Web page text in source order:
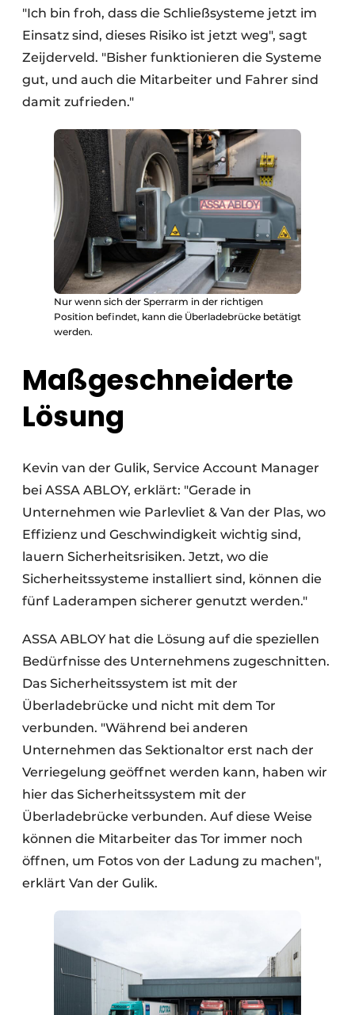
"Ich bin froh, dass die Schließsysteme jetzt im
Einsatz sind, dieses Risiko ist jetzt weg", sagt
Zeijderveld. "Bisher funktionieren die Systeme
gut, und auch die Mitarbeiter und Fahrer sind
damit zufrieden."
Nur wenn sich der Sperrarm in der richtigen
Position befindet, kann die Überladebrücke betätigt
werden.
Maßgeschneiderte
Lösung
Kevin van der Gulik, Service Account Manager
bei ASSA ABLOY, erklärt: "Gerade in
Unternehmen wie Parlevliet & Van der Plas, wo
Effizienz und Geschwindigkeit wichtig sind,
lauern Sicherheitsrisiken. Jetzt, wo die
Sicherheitssysteme installiert sind, können die
fünf Laderampen sicherer genutzt werden."
ASSA ABLOY hat die Lösung auf die speziellen
Bedürfnisse des Unternehmens zugeschnitten.
Das Sicherheitssystem ist mit der
Überladebrücke und nicht mit dem Tor
verbunden. "Während bei anderen
Unternehmen das Sektionaltor erst nach der
Verriegelung geöffnet werden kann, haben wir
hier das Sicherheitssystem mit der
Überladebrücke verbunden. Auf diese Weise
können die Mitarbeiter das Tor immer noch
öffnen, um Fotos von der Ladung zu machen",
erklärt Van der Gulik.